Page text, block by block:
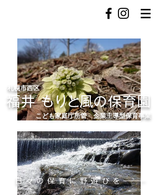
こども家庭庁所管 企業主導型保育事業
札幌市西区
福井もりと風の保育園
日々の保育に野遊びを―――